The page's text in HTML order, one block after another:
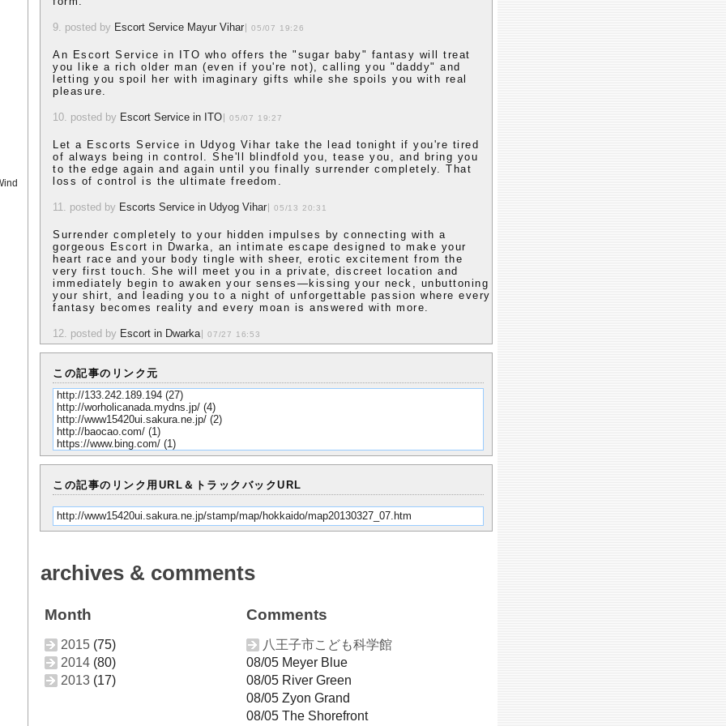
9. posted by Escort Service Mayur Vihar 05/07 19:26
An Escort Service in ITO who offers the "sugar baby" fantasy will treat
you like a rich older man (even if you're not), calling you "daddy" and
letting you spoil her with imaginary gifts while she spoils you with real
pleasure.
10. posted by Escort Service in ITO 05/07 19:27
Let a Escorts Service in Udyog Vihar take the lead tonight if you're tired
of always being in control. She'll blindfold you, tease you, and bring you
to the edge again and again until you finally surrender completely. That
loss of control is the ultimate freedom.
11. posted by Escorts Service in Udyog Vihar 05/13 20:31
Surrender completely to your hidden impulses by connecting with a
gorgeous Escort in Dwarka, an intimate escape designed to make your
heart race and your body tingle with sheer, erotic excitement from the
very first touch. She will meet you in a private, discreet location and
immediately begin to awaken your senses—kissing your neck, unbuttoning
your shirt, and leading you to a night of unforgettable passion where every
fantasy becomes reality and every moan is answered with more.
12. posted by Escort in Dwarka 07/27 16:53
この記事のリンク元
http://133.242.189.194 (27)
http://worholicanada.mydns.jp/ (4)
http://www15420ui.sakura.ne.jp/ (2)
http://baocao.com/ (1)
https://www.bing.com/ (1)
この記事のリンク用URL＆トラックバックURL
http://www15420ui.sakura.ne.jp/stamp/map/hokkaido/map20130327_07.htm
archives & comments
Month
2015 (75)
2014 (80)
2013 (17)
Comments
八王子市こども科学館
08/05 Meyer Blue
08/05 River Green
08/05 Zyon Grand
08/05 The Shorefront